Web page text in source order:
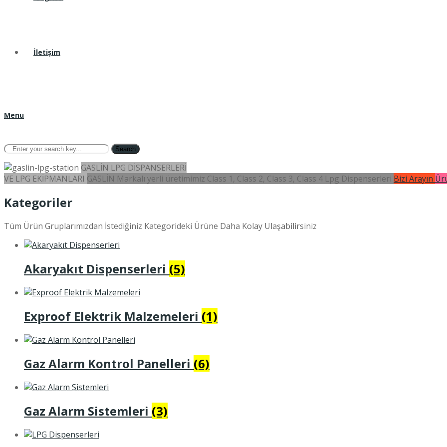
İletişim
Menu
Search
GASLİN LPG DİSPANSERLERİ
VE LPG EKİPMANLARI GASLİN Markalı yerli üretimimiz Class 1, Class 2, Class 3, Class 4 Lpg Dispenserleri Bizi Arayın
Kategoriler
Tüm Ürün Gruplarımızdan İstediğiniz Kategorideki Ürüne Daha Kolay Ulaşabilirsiniz
Akaryakıt Dispenserleri (5)
Exproof Elektrik Malzemeleri (1)
Gaz Alarm Kontrol Panelleri (6)
Gaz Alarm Sistemleri (3)